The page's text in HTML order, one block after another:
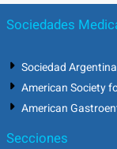
Sociedades
Sociedad
American Society
American
Secciones